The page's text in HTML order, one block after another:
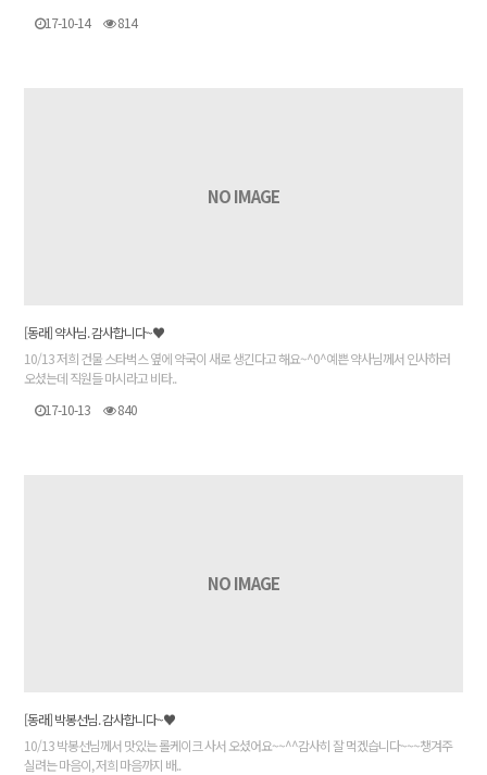
17-10-14 814
NO IMAGE
[동래] 약사님. 감사합니다~♥
10/13 저희 건물 스타벅스 옆에 약국이 새로 생긴다고 해요~^0^예쁜 약사님께서 인사하러
오셨는데 직원들 마시라고 비타..
17-10-13
840
NO IMAGE
[동래] 박봉선님. 감사합니다~♥
10/13 박봉선님께서 맛있는 롤케이크 사서 오셨어요~~^^감사히 잘 먹겠습니다~~~챙겨주
실려는 마음이, 저희 마음까지 배..